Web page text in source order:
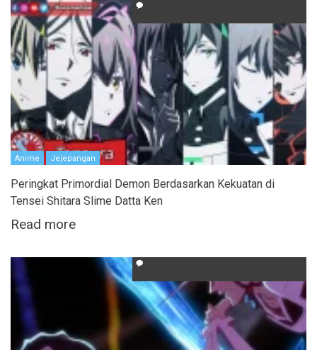
Anime Jejepangan
Peringkat Primordial Demon Berdasarkan Kekuatan di
Tensei Shitara Slime Datta Ken
Read more